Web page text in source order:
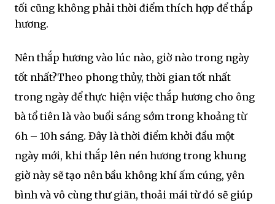
tối cũng không phải thời điểm thích hợp để thắp
hương.
Nên thắp hương vào lúc nào, giờ nào trong ngày
tốt nhất?Theo phong thủy, thời gian tốt nhất
trong ngày để thực hiện việc thắp hương cho ông
bà tổ tiên là vào buổi sáng sớm trong khoảng từ
6h – 10h sáng. Đây là thời điểm khởi đầu một
ngày mới, khi thắp lên nén hương trong khung
giờ này sẽ tạo nên bầu không khí ấm cúng, yên
bình và vô cùng thư giãn, thoải mái từ đó sẽ giúp